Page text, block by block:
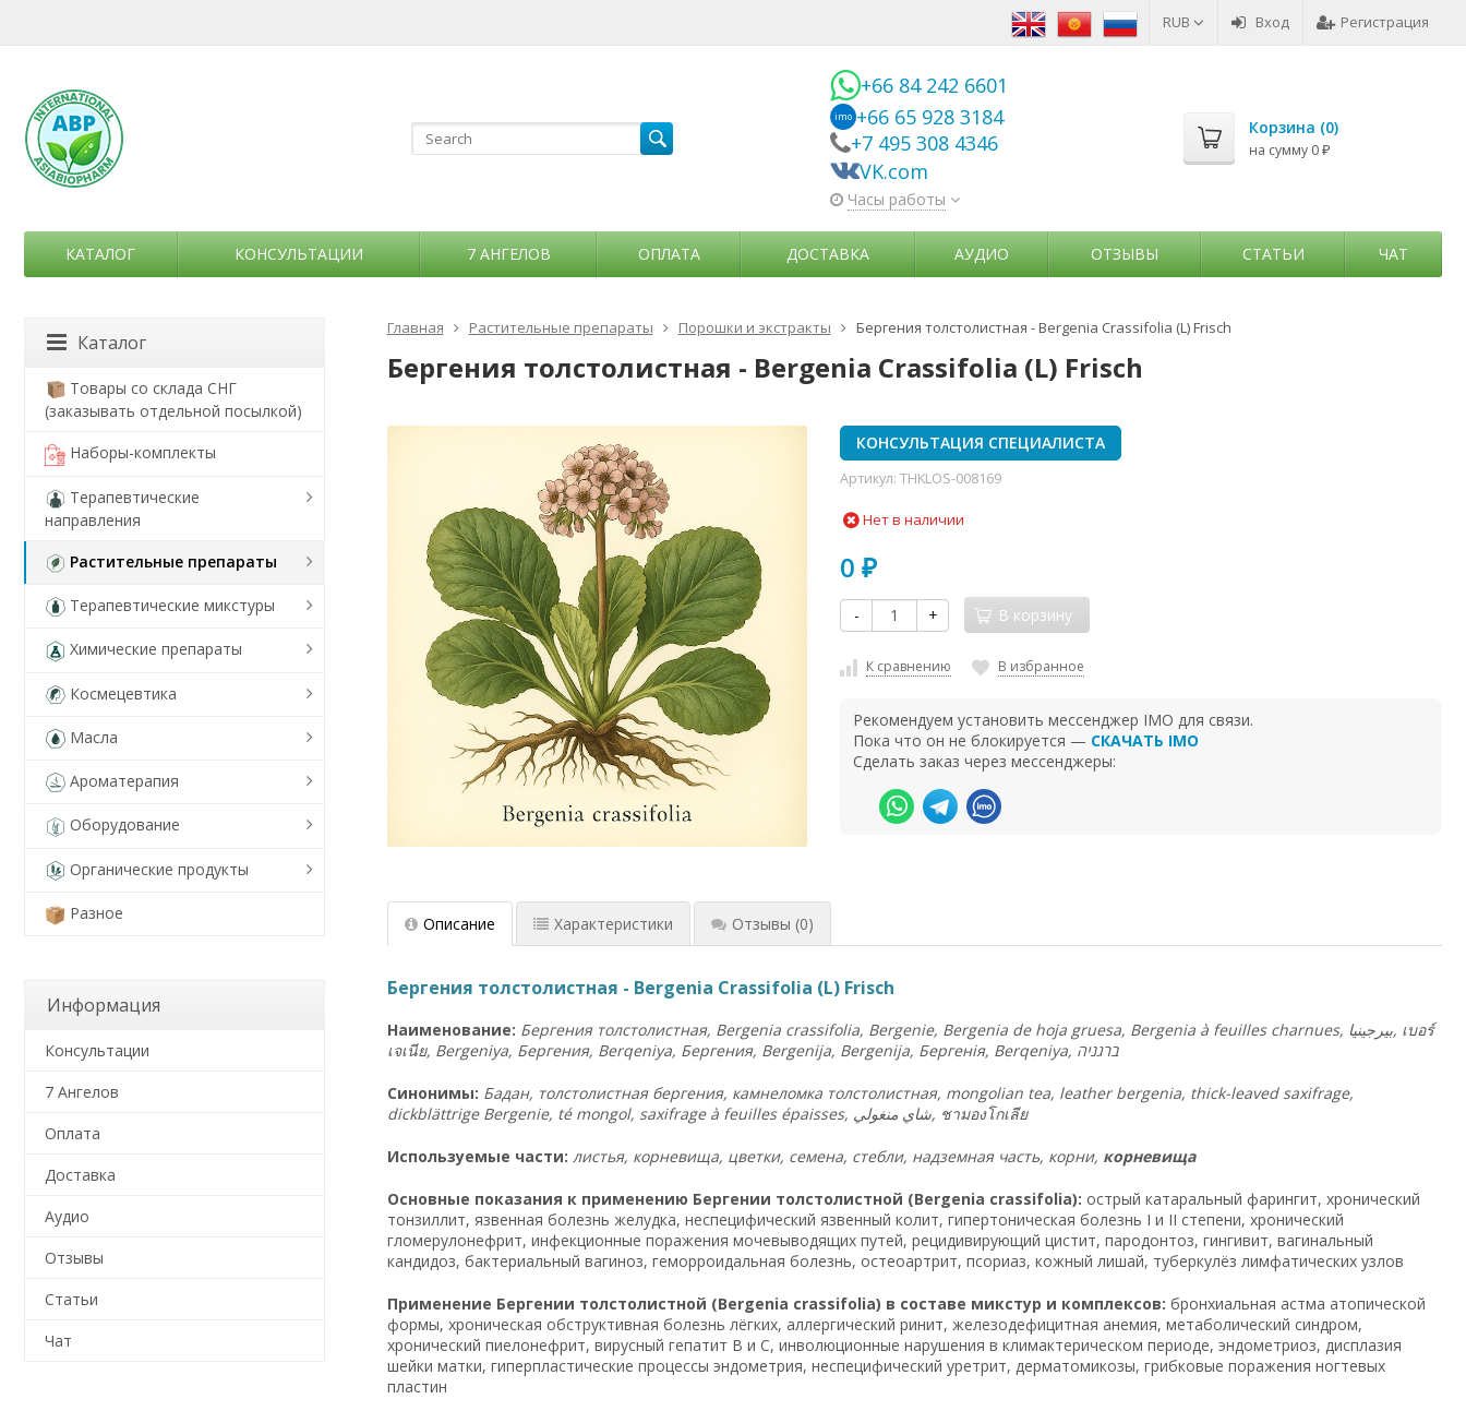
RUB Вход Регистрация
+66 84 242 6601
imo +66 65 928 3184
+7 495 308 4346
VK.com
Часы работы
Корзина (0)
на сумму 0 ₽
КАТАЛОГ КОНСУЛЬТАЦИИ 7 АНГЕЛОВ ОПЛАТА ДОСТАВКА АУДИО ОТЗЫВЫ СТАТЬИ ЧАТ
Главная Растительные препараты Порошки и экстракты Бергения толстолистная - Bergenia Crassifolia (L) Frisch
Бергения толстолистная - Bergenia Crassifolia (L) Frisch
КОНСУЛЬТАЦИЯ СПЕЦИАЛИСТА
Артикул:THKLOS-008169
Нет в наличии
0₽
- + В корзину
К сравнению В избранное
Рекомендуем установить мессенджер IMO для связи.
Пока что он не блокируется — СКАЧАТЬ IMO
Сделать заказ через мессенджеры:
Описание Характеристики Отзывы (0)
Бергения толстолистная - Bergenia Crassifolia (L) Frisch
Наименование: Бергения толстолистная, Bergenia crassifolia, Bergenie, Bergenia de hoja gruesa, Bergenia à feuilles charnues, بيرجينيا, เบอร์
เจเนีย, Bergeniya, Бергения, Berqeniya, Бергения, Bergenija, Bergenija, Бергенія, Berqeniya, ברגניה
Синонимы: Бадан, толстолистная бергения, камнеломка толстолистная, mongolian tea, leather bergenia, thick-leaved saxifrage,
dickblättrige Bergenie, té mongol, saxifrage à feuilles épaisses, شاي منغولي, ชามองโกเลีย
Используемые части: листья, корневища, цветки, семена, стебли, надземная часть, корни, корневища
Основные показания к применению Бергении толстолистной (Bergenia crassifolia): острый катаральный фарингит, хронический
тонзиллит, язвенная болезнь желудка, неспецифический язвенный колит, гипертоническая болезнь I и II степени, хронический
гломерулонефрит, инфекционные поражения мочевыводящих путей, рецидивирующий цистит, пародонтоз, гингивит, вагинальный
кандидоз, бактериальный вагиноз, геморроидальная болезнь, остеоартрит, псориаз, кожный лишай, туберкулёз лимфатических узлов
Применение Бергении толстолистной (Bergenia crassifolia) в составе микстур и комплексов: бронхиальная астма атопической
формы, хроническая обструктивная болезнь лёгких, аллергический ринит, железодефицитная анемия, метаболический синдром,
хронический пиелонефрит, вирусный гепатит B и C, инволюционные нарушения в климактерическом периоде, эндометриоз, дисплазия
шейки матки, гиперпластические процессы эндометрия, неспецифический уретрит, дерматомикозы, грибковые поражения ногтевых
пластин
Каталог
Товары со склада СНГ
(заказывать отдельной посылкой)
Наборы-комплекты
Терапевтические
направления
Растительные препараты
Терапевтические микстуры
Химические препараты
Космецевтика
Масла
Ароматерапия
Оборудование
Органические продукты
Разное
Информация
Консультации
7 Ангелов
Оплата
Доставка
Аудио
Отзывы
Статьи
Чат